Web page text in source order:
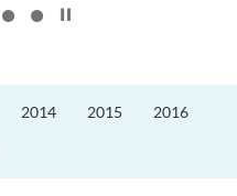
2014 2015 2016